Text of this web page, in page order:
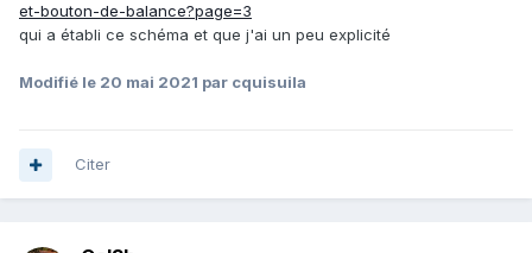
et-bouton-de-balance?page=3
qui a établi ce schéma et que j'ai un peu explicité
Modifié le 20 mai 2021 par cquisuila
Citer